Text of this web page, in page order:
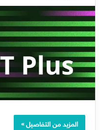
المزيد من التفاصيل »